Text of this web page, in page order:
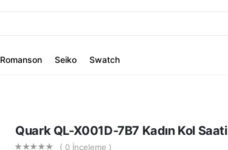
Romanson Seiko Swatch
Quark QL-X001D-7B7 Kadın Kol Saati
( 0 İnceleme )